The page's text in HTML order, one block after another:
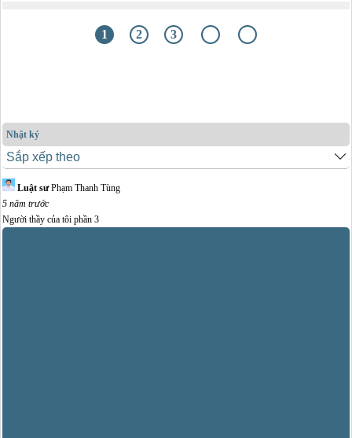
1 2 3
Nhật ký
Luật sưPhạm Thanh Tùng
5 năm trước
Người thầy của tôi phần 3